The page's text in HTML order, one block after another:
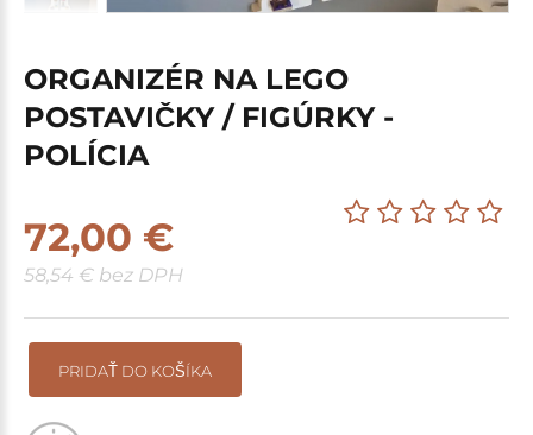
ORGANIZÉR NA LEGO
POSTAVIČKY / FIGÚRKY -
POLÍCIA
72,00 €
58,54 € bez DPH
PRIDAŤ DO KOŠÍKA